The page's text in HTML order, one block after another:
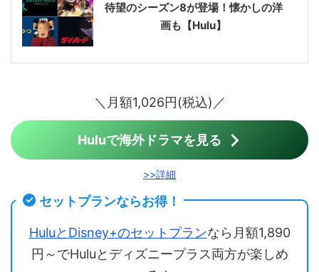
待望のシーズン8が登場！懐かしの洋
画も【Hulu】
＼月額1,026円(税込)／
Huluで海外ドラマを見る
>>詳細
セットプランならお得！
HuluとDisney+のセットプランなら月額1,890
円～でHuluとディズニープラス両方が楽しめ